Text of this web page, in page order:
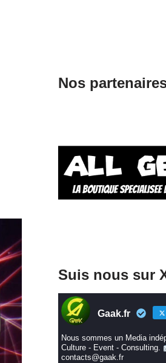
Nos
Suis nous sur
Gaak.fr
Nous sommes un Media
Culture - Event - Consulting.
contacts@gaak.fr